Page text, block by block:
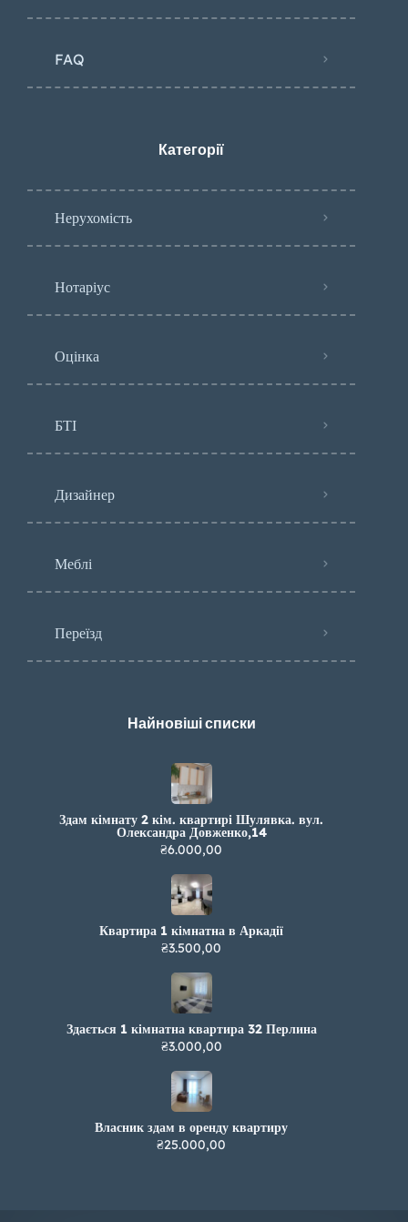
FAQ
Категорії
Нерухомість
Нотаріус
Оцінка
БТІ
Дизайнер
Меблі
Переїзд
Найновіші списки
Здам кімнату 2 кім. квартирі Шулявка. вул.
Олександра Довженко,14
₴6.000,00
Квартира 1 кімнатна в Аркадії
₴3.500,00
Здається 1 кімнатна квартира 32 Перлина
₴3.000,00
Власник здам в оренду квартиру
₴25.000,00